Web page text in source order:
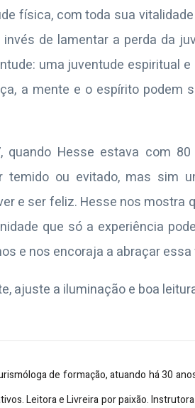
física, com toda sua
de lamentar a perda da
uma juventude espiritual
a mente e o espírito
quando Hesse estava com
ou evitado, mas sim
e ser feliz. Hesse nos mostra
que só a experiência
e nos encoraja a abraçar
ajuste a iluminação e boa
de formação, atuando há 30
Leitora e Livreira por paixão.